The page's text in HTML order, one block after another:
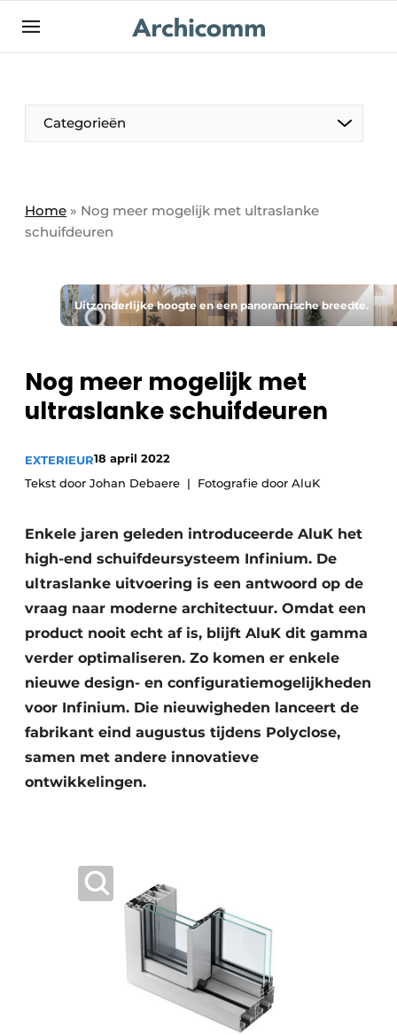
NL be-FR
Categorieën
Home » Nog meer mogelijk met ultraslanke
schuifdeuren
Uitzonderlijke hoogte en een panoramische breedte.
Nog meer mogelijk met
ultraslanke schuifdeuren
EXTERIEUR18 april 2022
Tekst door Johan Debaere
Fotografie door AluK
Enkele jaren geleden introduceerde AluK het
high-end schuifdeursysteem Infinium. De
ultraslanke uitvoering is een antwoord op de
vraag naar moderne architectuur. Omdat een
product nooit echt af is, blijft AluK dit gamma
verder optimaliseren. Zo komen er enkele
nieuwe design- en configuratiemogelijkheden
voor Infinium. Die nieuwigheden lanceert de
fabrikant eind augustus tijdens Polyclose,
samen met andere innovatieve
ontwikkelingen.